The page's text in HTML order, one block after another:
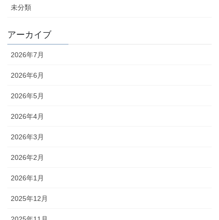
未分類
アーカイブ
2026年7月
2026年6月
2026年5月
2026年4月
2026年3月
2026年2月
2026年1月
2025年12月